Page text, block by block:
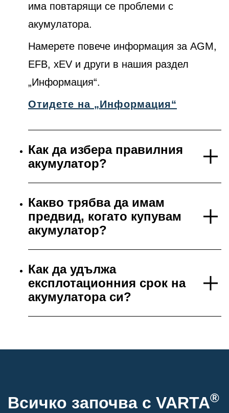
има повтарящи се проблеми с
акумулатора.
Намерете повече информация за AGM,
EFB, xEV и други в нашия раздел
„Информация“.
Отидете на „Информация“
Как да избера правилния
акумулатор?
Какво трябва да имам
предвид, когато купувам
акумулатор?
Как да удължа
експлотационния срок на
акумулатора си?
Всичко започва с VARTA®